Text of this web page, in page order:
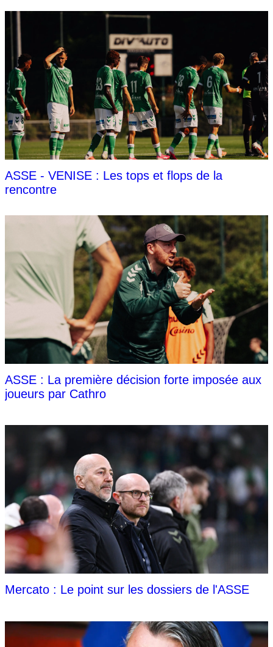
ASSE - VENISE : Les tops et flops de la
rencontre
ASSE : La première décision forte imposée aux
joueurs par Cathro
Mercato : Le point sur les dossiers de l'ASSE